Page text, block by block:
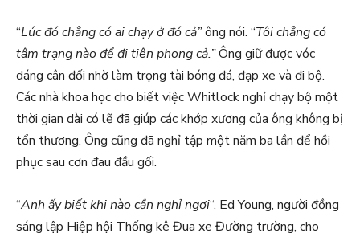
“Lúc đó chẳng có ai chạy ở đó cả”ông nói. “Tôi chẳng có
tâm trạng nào để đi tiên phong cả.”Ông giữ được vóc
dáng cân đối nhờ làm trọng tài bóng đá, đạp xe và đi bộ.
Các nhà khoa học cho biết việc Whitlock nghỉ chạy bộ một
thời gian dài có lẽ đã giúp các khớp xương của ông không bị
tổn thương. Ông cũng đã nghỉ tập một năm ba lần để hồi
phục sau cơn đau đầu gối.
“Anh ấy biết khi nào cần nghỉ ngơi“, Ed Young, người đồng
sáng lập Hiệp hội Thống kê Đua xe Đường trường, cho